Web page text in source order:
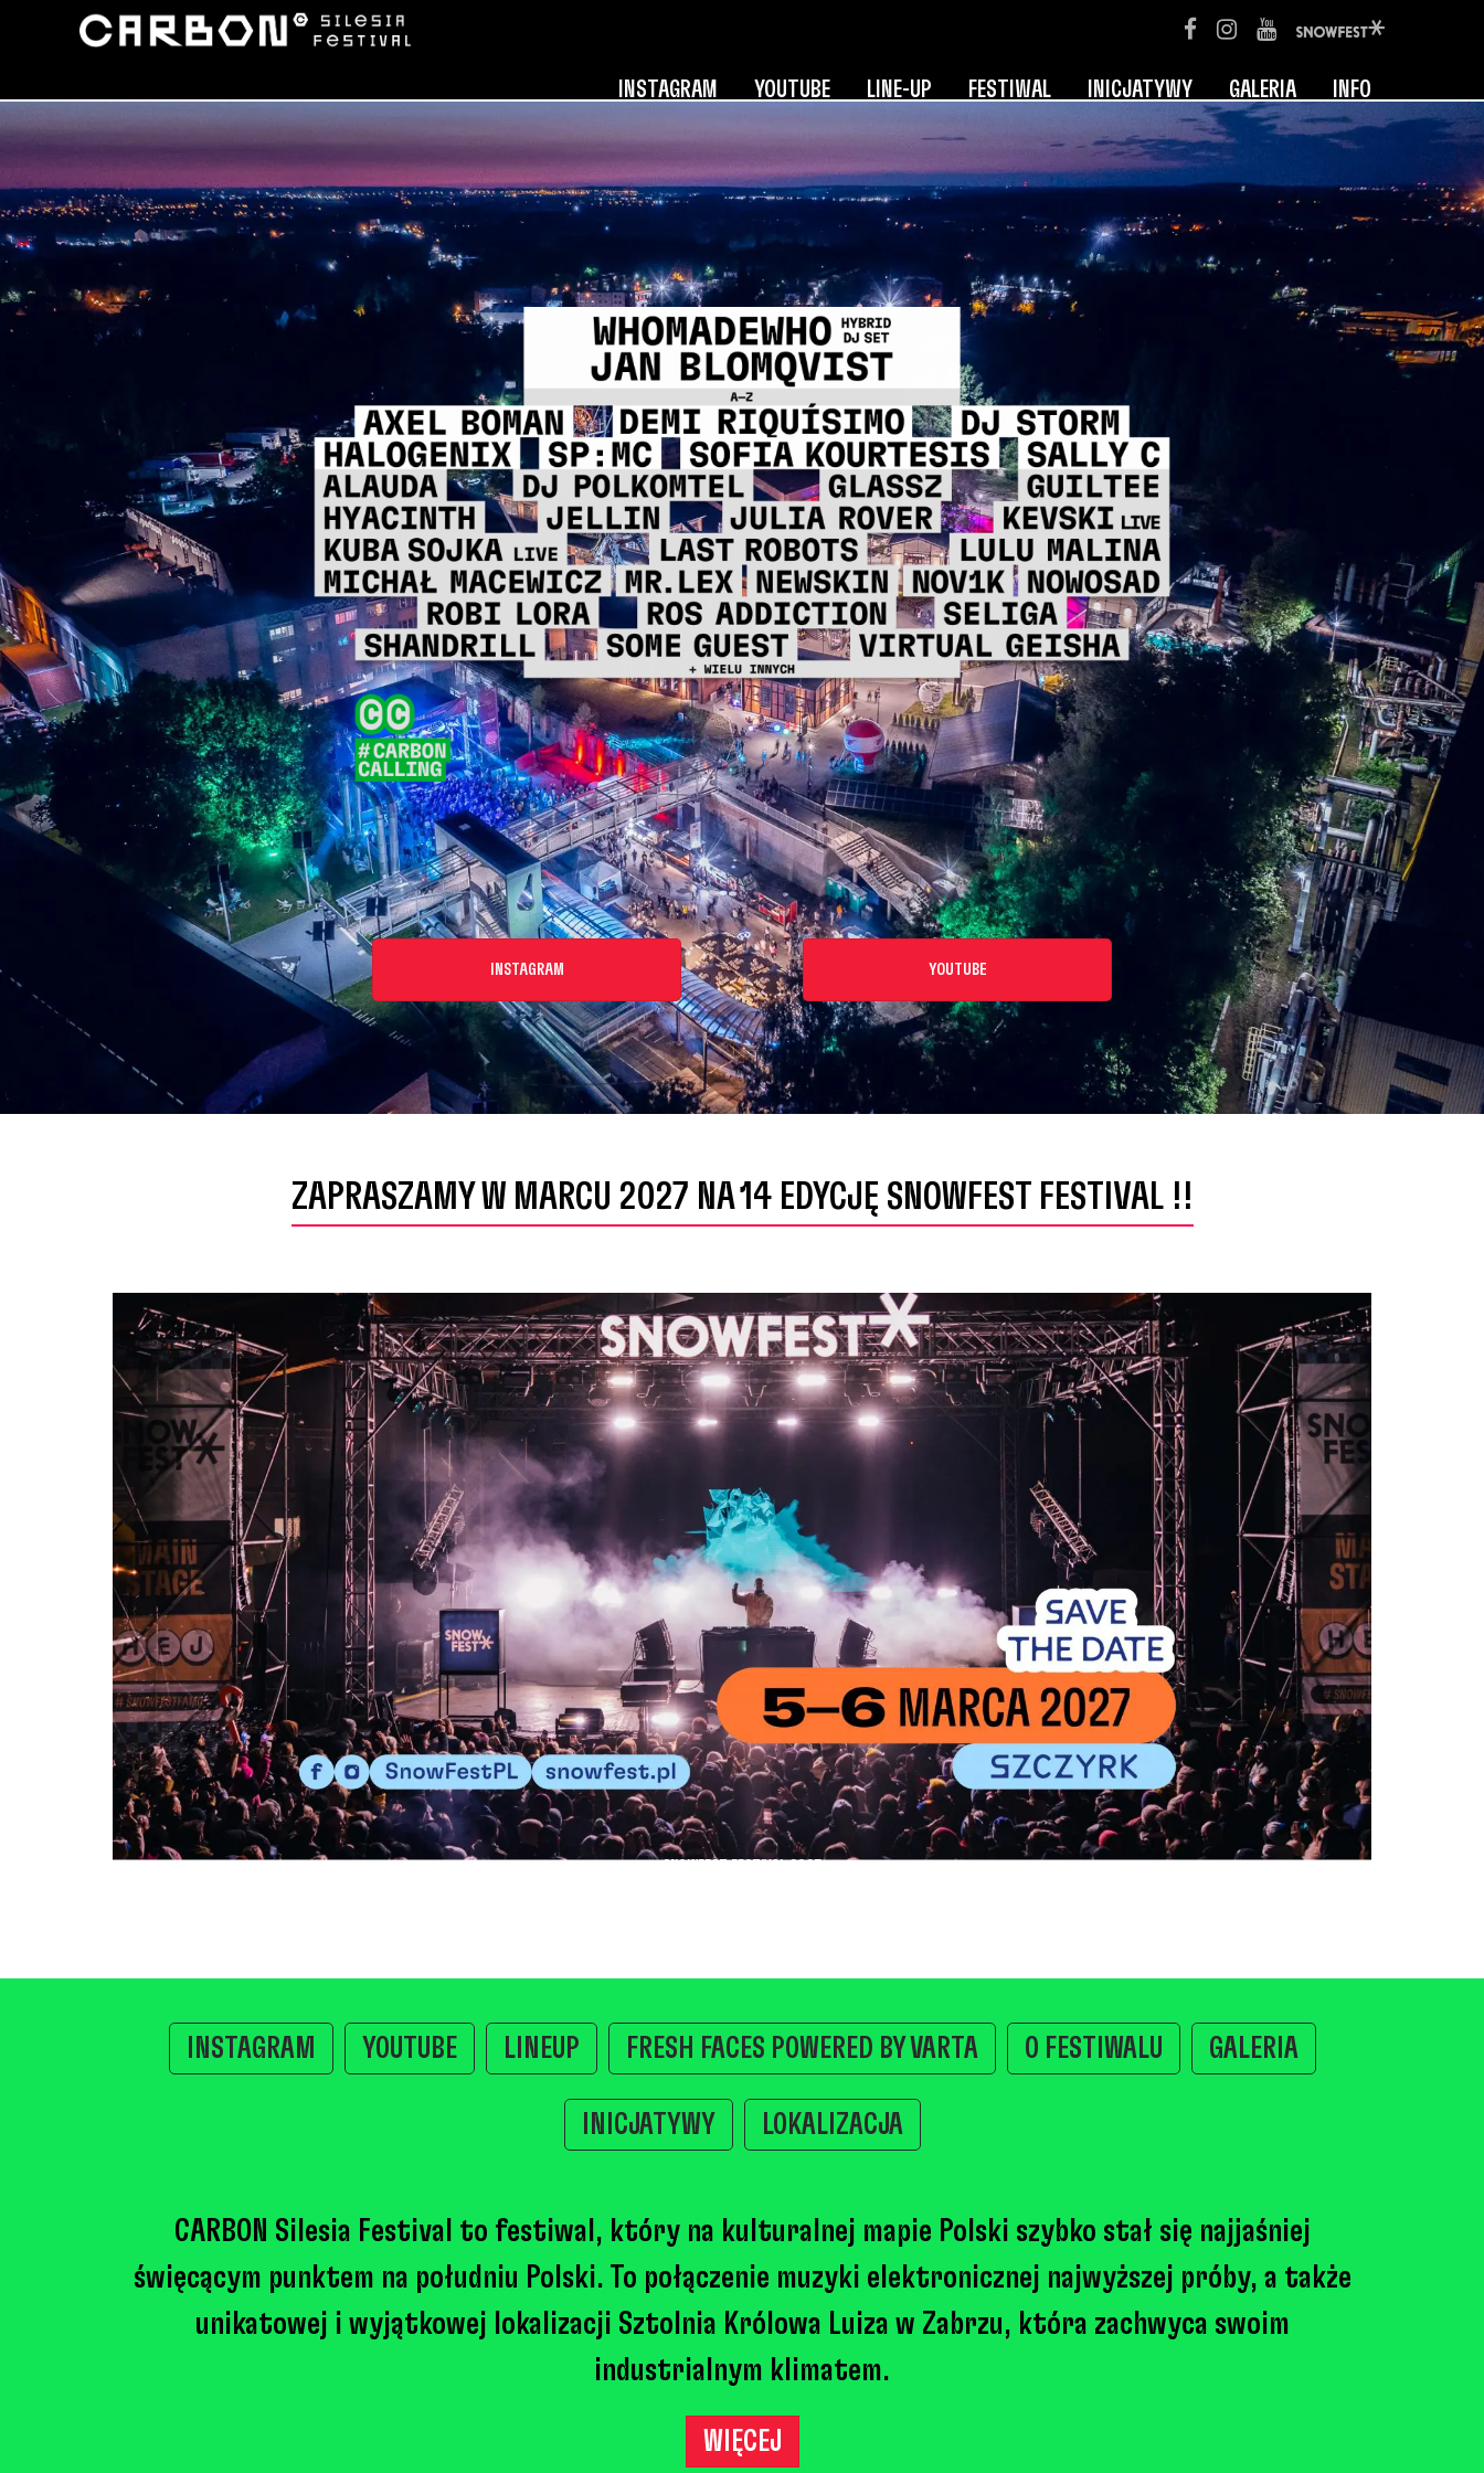
INSTAGRAM YOUTUBE LINE-UP FESTIWAL INICJATYWY GALERIA INFO
INSTAGRAM YOUTUBE
ZAPRASZAMY W MARCU 2027 NA 14 EDYCJĘ SNOWFEST FESTIVAL !!
INSTAGRAM YOUTUBE LINEUP FRESH FACES POWERED BY VARTA O FESTIWALU GALERIA
INICJATYWY LOKALIZACJA
CARBON Silesia Festival to festiwal, który na kulturalnej mapie Polski szybko stał się najjaśniej
święcącym punktem na południu Polski. To połączenie muzyki elektronicznej najwyższej próby, a także
unikatowej i wyjątkowej lokalizacji Sztolnia Królowa Luiza w Zabrzu, która zachwyca swoim
industrialnym klimatem.
WIĘCEJ